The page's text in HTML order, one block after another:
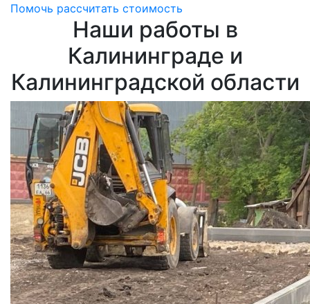
Помочь рассчитать стоимость
Наши работы в
Калининграде и
Калининградской области